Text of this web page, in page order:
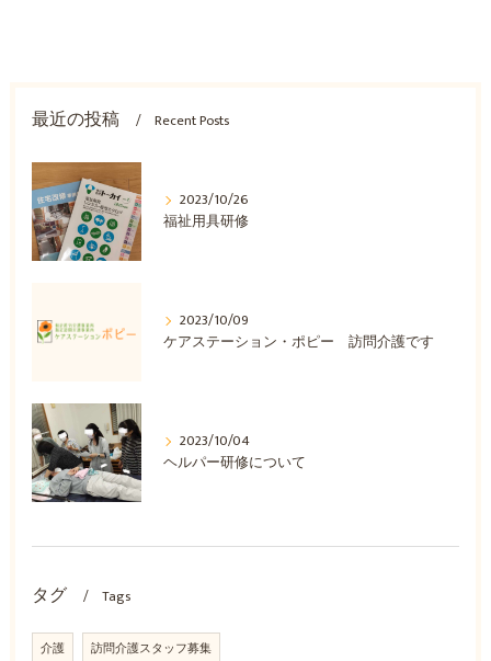
最近の投稿 Recent Posts
2023/10/26
福祉用具研修
2023/10/09
ケアステーション・ポピー 訪問介護です
2023/10/04
ヘルパー研修について
タグ Tags
介護 訪問介護スタッフ募集